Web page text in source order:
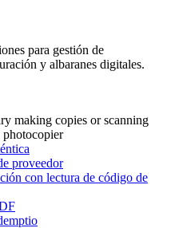
proveedor
con lectura de código de